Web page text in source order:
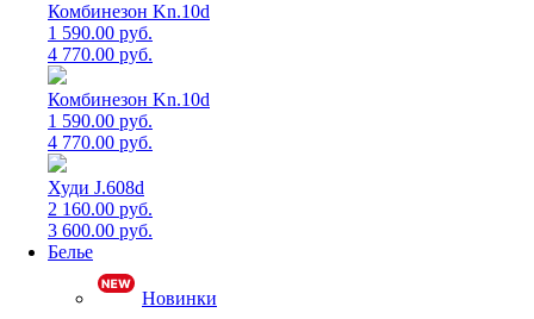
Комбинезон Kn.10d
1 590.00 руб.
4 770.00 руб.
Комбинезон Kn.10d
1 590.00 руб.
4 770.00 руб.
Худи J.608d
2 160.00 руб.
3 600.00 руб.
Белье
Новинки